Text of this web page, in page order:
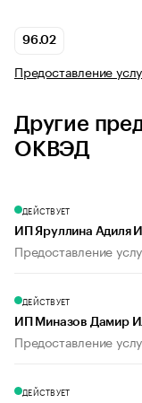
96.02
Предоставление
Другие
ОКВЭД
ДЕЙСТВУЕТ
ИП Яруллина Адиля
Предоставление
ДЕЙСТВУЕТ
ИП Миназов Дамир
Предоставление
ДЕЙСТВУЕТ